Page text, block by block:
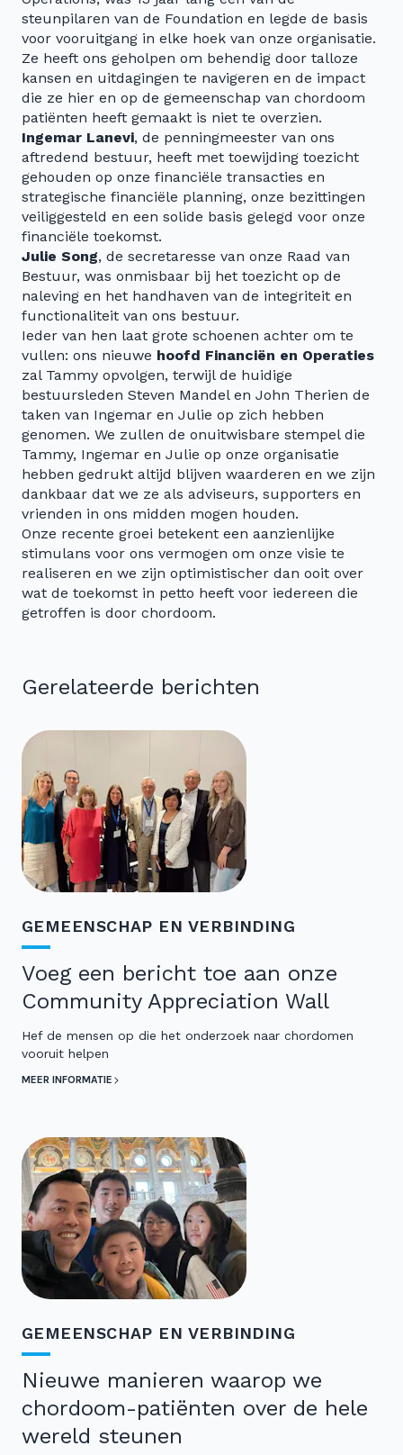
steunpilaren van de Foundation en legde de basis
voor vooruitgang in elke hoek van onze organisatie.
Ze heeft ons geholpen om behendig door talloze
kansen en uitdagingen te navigeren en de impact
die ze hier en op de gemeenschap van chordoom
patiënten heeft gemaakt is niet te overzien.
Ingemar Lanevi, de penningmeester van ons
aftredend bestuur, heeft met toewijding toezicht
gehouden op onze financiële transacties en
strategische financiële planning, onze bezittingen
veiliggesteld en een solide basis gelegd voor onze
financiële toekomst.
Julie Song, de secretaresse van onze Raad van
Bestuur, was onmisbaar bij het toezicht op de
naleving en het handhaven van de integriteit en
functionaliteit van ons bestuur.
Ieder van hen laat grote schoenen achter om te
vullen: ons nieuwe hoofd Financiën en Operaties
zal Tammy opvolgen, terwijl de huidige
bestuursleden Steven Mandel en John Therien de
taken van Ingemar en Julie op zich hebben
genomen. We zullen de onuitwisbare stempel die
Tammy, Ingemar en Julie op onze organisatie
hebben gedrukt altijd blijven waarderen en we zijn
dankbaar dat we ze als adviseurs, supporters en
vrienden in ons midden mogen houden.
Onze recente groei betekent een aanzienlijke
stimulans voor ons vermogen om onze visie te
realiseren en we zijn optimistischer dan ooit over
wat de toekomst in petto heeft voor iedereen die
getroffen is door chordoom.
Gerelateerde berichten
GEMEENSCHAP EN VERBINDING
Voeg een bericht toe aan onze
Community Appreciation Wall
Hef de mensen op die het onderzoek naar chordomen
vooruit helpen
MEER INFORMATIE
GEMEENSCHAP EN VERBINDING
Nieuwe manieren waarop we
chordoom-patiënten over de hele
wereld steunen